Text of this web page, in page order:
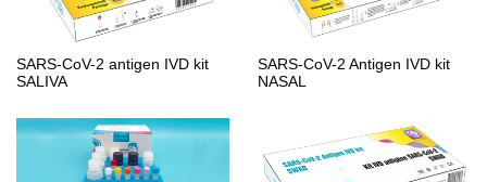
SARS-CoV-2 antigen IVD kit
SALIVA
SARS-CoV-2 Antigen IVD kit
NASAL